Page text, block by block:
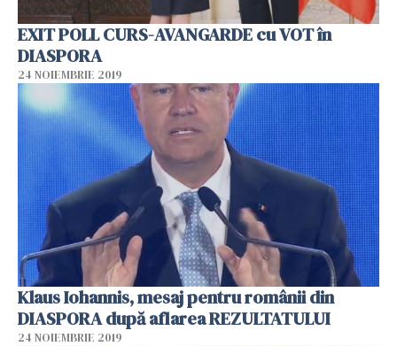
EXIT POLL CURS-AVANGARDE cu VOT în
DIASPORA
24 NOIEMBRIE 2019
Klaus Iohannis, mesaj pentru românii din
DIASPORA după aflarea REZULTATULUI
24 NOIEMBRIE 2019